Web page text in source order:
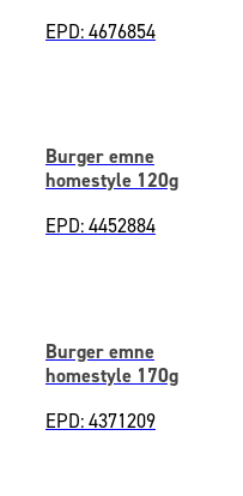
EPD: 4676854
Burger emne
homestyle 120g
EPD: 4452884
Burger emne
homestyle 170g
EPD: 4371209